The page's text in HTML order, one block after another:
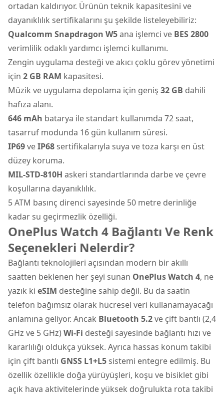
ortadan kaldırıyor. Ürünün teknik kapasitesini ve
dayanıklılık sertifikalarını şu şekilde listeleyebiliriz:
Qualcomm Snapdragon W5ana işlemci ve BES 2800
verimlilik odaklı yardımcı işlemci kullanımı.
Zengin uygulama desteği ve akıcı çoklu görev yönetimi
için 2 GB RAM kapasitesi.
Müzik ve uygulama depolama için geniş 32 GB dahili
hafıza alanı.
646 mAh batarya ile standart kullanımda 72 saat,
tasarruf modunda 16 gün kullanım süresi.
IP69veIP68sertifikalarıyla suya ve toza karşı en üst
düzey koruma.
MIL-STD-810H askeri standartlarında darbe ve çevre
koşullarına dayanıklılık.
5 ATM basınç direnci sayesinde 50 metre derinliğe
kadar su geçirmezlik özelliği.
OnePlus Watch 4 Bağlantı Ve Renk
Seçenekleri Nelerdir?
Bağlantı teknolojileri açısından modern bir akıllı
saatten beklenen her şeyi sunan OnePlus Watch 4, ne
yazık ki eSIM desteğine sahip değil. Bu da saatin
telefon bağımsız olarak hücresel veri kullanamayacağı
anlamına geliyor. Ancak Bluetooth 5.2ve çift bantlı (2,4
GHz ve 5 GHz) Wi-Fi desteği sayesinde bağlantı hızı ve
kararlılığı oldukça yüksek. Ayrıca hassas konum takibi
için çift bantlı GNSS L1+L5sistemi entegre edilmiş. Bu
özellik özellikle doğa yürüyüşleri, koşu ve bisiklet gibi
açık hava aktivitelerinde yüksek doğrulukta rota takibi